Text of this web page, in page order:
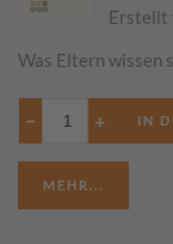
Erstellt
Was Eltern wissen
− +
MEHR...